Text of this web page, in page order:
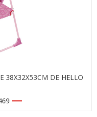
38X32X53CM DE HELLO